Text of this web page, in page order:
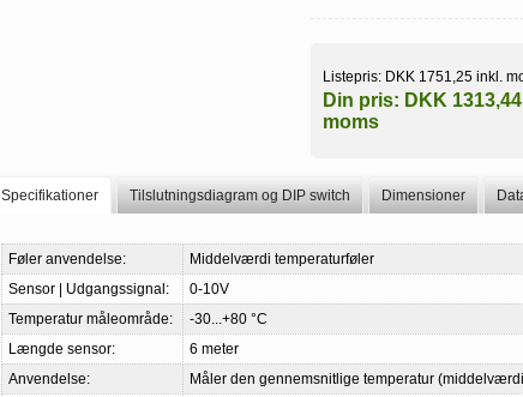
Listepris: DKK 1751,25 inkl.
Din pris: DKK
moms
Specifikationer Tilslutningsdiagram og DIP switch Dimensioner
Føler anvendelse:
Middelværdi temperaturføler
Sensor | Udgangssignal:
0-10V
Temperatur måleområde:
-30...+80 °C
Længde sensor:
6 meter
Anvendelse:
Måler den gennemsnitlige temperatur